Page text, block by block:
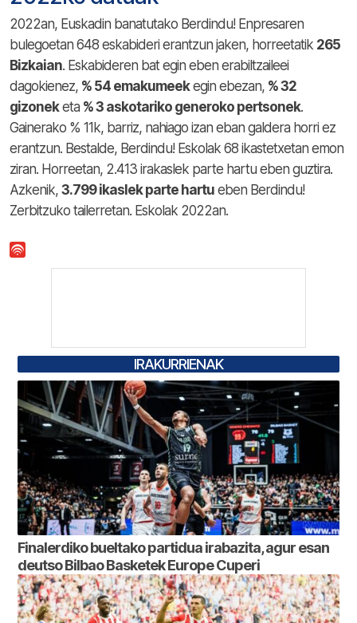
2022an, Euskadin banatutako Berdindu! Enpresaren
bulegoetan 648 eskabideri erantzun jaken, horreetatik 265
Bizkaian. Eskabideren bat egin eben erabiltzaileei
dagokienez, % 54 emakumeekegin ebezan, % 32
gizoneketa % 3 askotariko generoko pertsonek.
Gainerako % 11k, barriz, nahiago izan eban galdera horri ez
erantzun. Bestalde, Berdindu! Eskolak 68 ikastetxetan emon
ziran. Horreetan, 2.413 irakaslek parte hartu eben guztira.
Azkenik, 3.799 ikaslek parte hartu eben Berdindu!
Zerbitzuko tailerretan. Eskolak 2022an.
IRAKURRIENAK
Finalerdiko bueltako partidua irabazita, agur esan
deutso Bilbao Basketek Europe Cuperi